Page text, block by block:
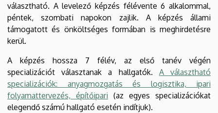
választható. A levelező képzés félévente 6 alkalommal,
péntek, szombati napokon zajlik. A képzés állami
támogatott és önköltséges formában is meghirdetésre
kerül.
A képzés hossza 7 félév, az első tanév végén
specializációt választanak a hallgatók. A választható
specializációk: anyagmozgatás és logisztika, ipari
folyamattervezés, építőipari (az egyes specializációkat
elegendő számú hallgató esetén indítjuk).